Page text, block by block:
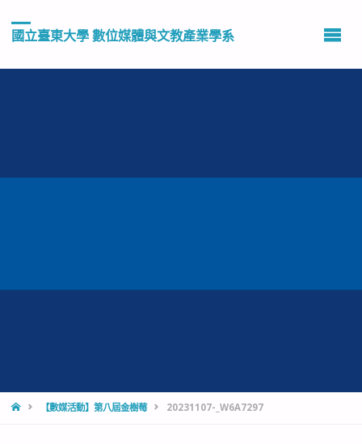
國立臺東大學 數位媒體與文教產業學系
HOME【數媒活動】第八屆金樹莓 20231107-_W6A7297